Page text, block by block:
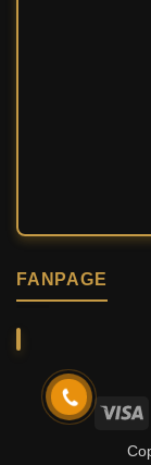
FANPAGE